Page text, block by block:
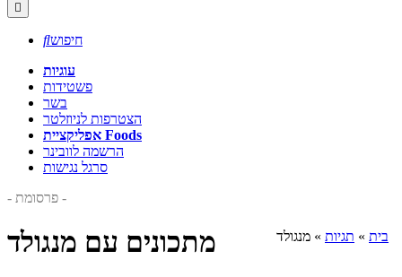

חיפוש
עוגיות
פשטידות
בשר
הצטרפות לניוזלטר
אפליקציית Foods
הרשמה לוובינר
סרגל נגישות
- פרסומת -
בית » תגיות » מנגולד מתכונים עם מנגולד